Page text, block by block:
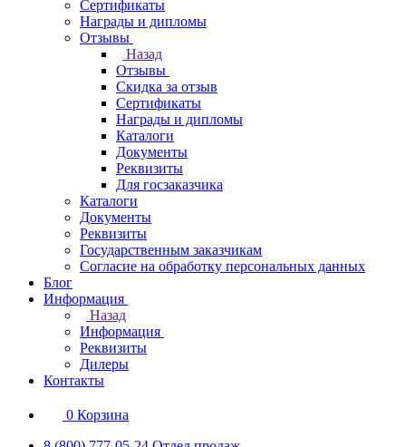
Сертификаты
Награды и дипломы
Отзывы
Назад
Отзывы
Скидка за отзыв
Сертификаты
Награды и дипломы
Каталоги
Документы
Реквизиты
Для госзаказчика
Каталоги
Документы
Реквизиты
Государственным заказчикам
Согласие на обработку персональных данных
Блог
Информация
Назад
Информация
Реквизиты
Дилеры
Контакты
0 Корзина